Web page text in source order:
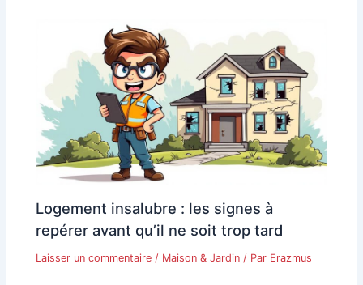
Logement insalubre : les signes à
repérer avant qu’il ne soit trop tard
Laisser un commentaire / Maison & Jardin / Par Erazmus